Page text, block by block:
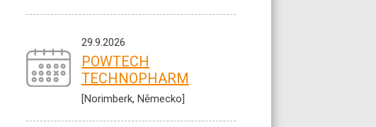
29.9.2026
POWTECH
TECHNOPHARM
[Norimberk, Německo]